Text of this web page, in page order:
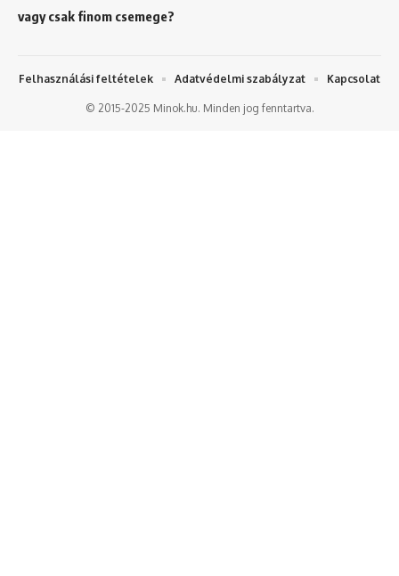
vagy csak finom csemege?
© 2015-2025 Minok.hu. Minden jog fenntartva.
Felhasználási feltételek Adatvédelmi szabályzat Kapcsolat